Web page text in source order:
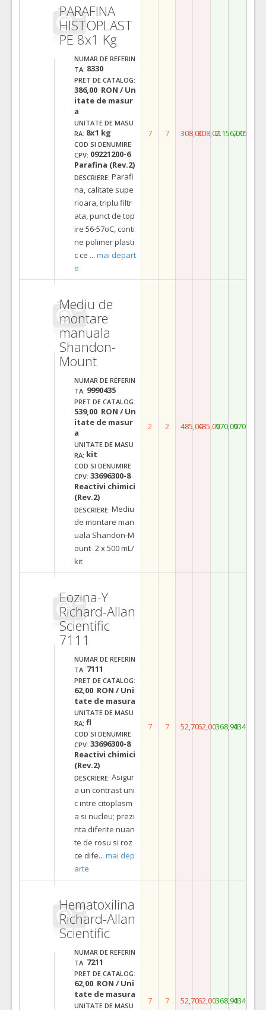
PARAFINA
HISTOPLAST
PE 8x1 Kg
NUMAR DE REFERIN
TA: 8330
PRET DE CATALOG:
386,00 RON / Un
itate de masur
a
UNITATE DE MASU
RA: 8x1 kg
COD SI DENUMIRE
CPV: 09221200-6
Parafina (Rev.2)
DESCRIERE: Parafi
na, calitate supe
rioara, triplu filtr
ata, punct de top
ire 56-57oC, conti
ne polimer plasti
c ce ... mai depart
e
7 7 308,00308,002.156,002.156,00
Mediu de
montare
manuala
Shandon-
Mount
NUMAR DE REFERIN
TA: 9990435
PRET DE CATALOG:
539,00 RON / Un
itate de masur
a
UNITATE DE MASU
RA: kit
COD SI DENUMIRE
CPV: 33696300-8
Reactivi chimici
(Rev.2)
DESCRIERE: Mediu
de montare man
uala Shandon-M
ount- 2 x 500 mL/
kit
2 2 485,00485,00970,00970,00
Eozina-Y
Richard-Allan
Scientific
7111
NUMAR DE REFERIN
TA: 7111
PRET DE CATALOG:
62,00 RON / Uni
tate de masura
UNITATE DE MASU
RA: fl
COD SI DENUMIRE
CPV: 33696300-8
Reactivi chimici
(Rev.2)
DESCRIERE: Asigur
a un contrast uni
c intre citoplasm
a si nucleu; prezi
nta diferite nuan
te de rosu si roz
ce dife... mai dep
arte
7 7 52,7062,00368,90434,00
Hematoxilina
Richard-Allan
Scientific
NUMAR DE REFERIN
TA: 7211
PRET DE CATALOG:
62,00 RON / Uni
tate de masura
UNITATE DE MASU 7 7 52,7062,00368,90434,00